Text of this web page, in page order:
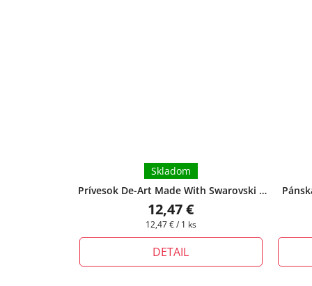
Prívesok De-Art Made With Swarovski s
retiazkou - Crystal Antique Pink
tomto produkte si môžete zvoliť dĺžku
retiazky
Skladom
12,47 €
Jednotková
12,47 € / 1 ks
DETAIL